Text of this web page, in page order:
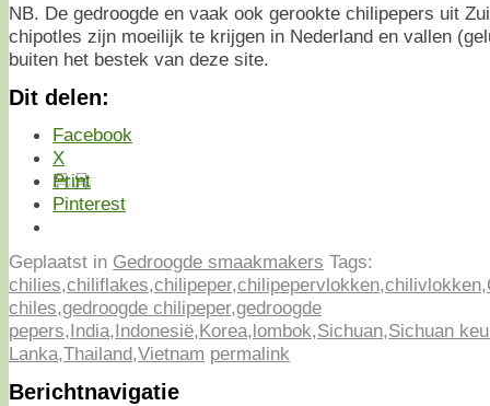
NB. De gedroogde en vaak ook gerookte chilipepers uit
chipotles zijn moeilijk te krijgen in Nederland en vallen
buiten het bestek van deze site.
Dit delen:
Facebook
X
Print
Pinterest
Geplaatst in Gedroogde smaakmakers Tags:
chilies,chiliflakes,chilipeper,chilipepervlokken,chilivlokken,
chiles,gedroogde chilipeper,gedroogde
pepers,India,Indonesië,Korea,lombok,Sichuan,Sichuan
Lanka,Thailand,Vietnam permalink
Berichtnavigatie